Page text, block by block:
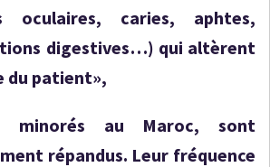
oculaires, caries, aphtes,
digestives…) qui altèrent
du patient»,
minorés au Maroc, sont
répandus. Leur fréquence